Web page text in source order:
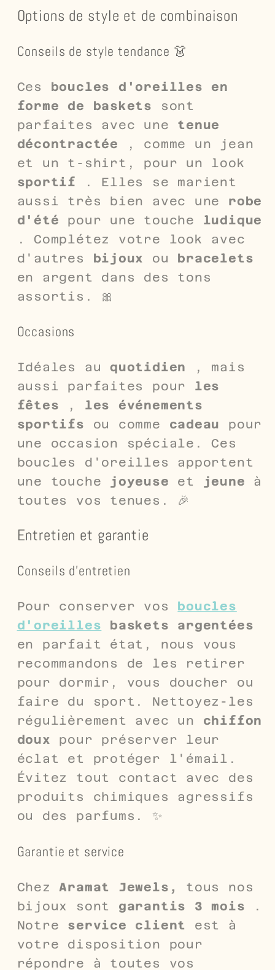
Options de style et de combinaison
Conseils de style tendance 👗
Ces boucles d'oreilles en
forme de baskets sont
parfaites avec une tenue
décontractée , comme un jean
et un t-shirt, pour un look
sportif . Elles se marient
aussi très bien avec une robe
d'été pour une touche ludique
. Complétez votre look avec
d'autres bijoux ou bracelets
en argent dans des tons
assortis. 🎀
Occasions
Idéales auquotidien , mais
aussi parfaites pour les
fêtes , les événements
sportifs ou comme cadeau
pour
une occasion spéciale. Ces
boucles d'oreilles apportent
une touche
joyeuse et jeune à
toutes vos tenues. 🎉
Entretien et garantie
Conseils d'entretien
Pour conserver vos boucles
d'oreilles baskets argentées
en parfait état, nous vous
recommandons de les retirer
pour dormir, vous doucher ou
faire du sport. Nettoyez-les
régulièrement avec un chiffon
doux pour préserver leur
éclat et protéger l'émail.
Évitez tout contact avec des
produits chimiques agressifs
ou des parfums. ✨
Garantie et service
Chez Aramat Jewels,
tous nos
bijoux sont garantis 3 mois .
Notre service client
est à
votre disposition pour
répondre à toutes vos